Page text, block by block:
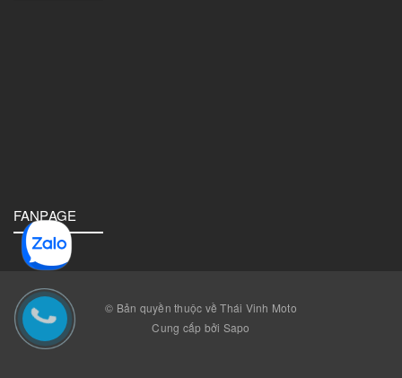
FANPAGE
© Bản quyền thuộc về Thái Vinh Moto
Cung cấp bởi Sapo